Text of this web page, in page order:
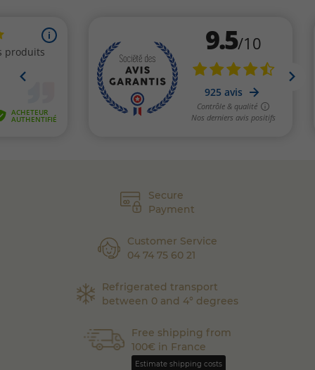
Secure
Payment
Customer Service
04 74 75 60 21
Refrigerated transport
between 0 and 4° degrees
Free shipping from
100€ in France
Estimate shipping costs